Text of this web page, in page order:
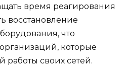
время реагирования
восстановление
что
которые
работы своих сетей.